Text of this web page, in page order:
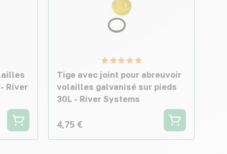
River
Tige avec joint pour abreuvoir
volailles galvanisé sur pieds
30L - River Systems
4,75 €